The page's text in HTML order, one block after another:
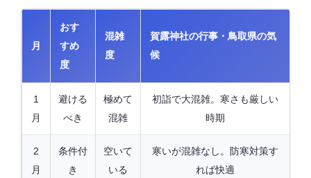
月
おす
すめ
度
混雑
度
賀露神社の行事・鳥取県の気
候
1
月
避ける
べき
極めて
混雑
初詣で大混雑。寒さも厳しい
時期
2
月
条件付
き
空いて
いる
寒いが混雑なし。防寒対策す
れば快適